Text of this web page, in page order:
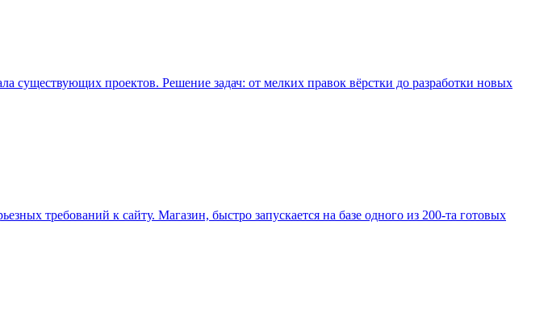
проектов. Решение задач: от мелких правок вёрстки до разработки новых
требований к сайту. Магазин, быстро запускается на базе одного из 200-та готовых